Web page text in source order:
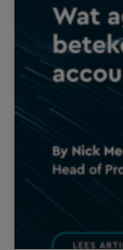
kunnen
snelheid,
output
resultaat
omdat er